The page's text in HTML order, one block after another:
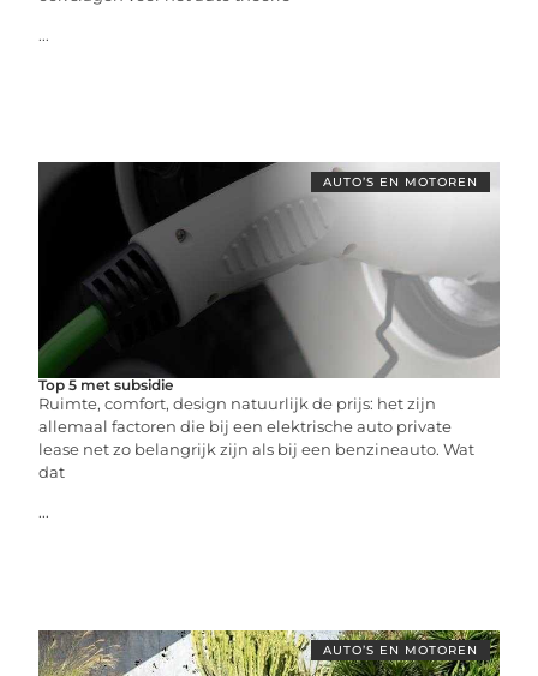
...
AUTO’S EN MOTOREN
Top 5 met subsidie
Ruimte, comfort, design natuurlijk de prijs: het zijn
allemaal factoren die bij een elektrische auto private
lease net zo belangrijk zijn als bij een benzineauto. Wat
dat
...
AUTO’S EN MOTOREN